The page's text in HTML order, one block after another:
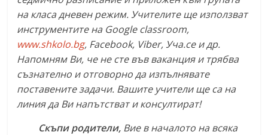
на класа дневен режим. Учителите ще използват
инструментите на Google classroom,
www.shkolo.bg, Facebook, Viber, Уча.се и др.
Напомням Ви, че не сте във ваканция и трябва
съзнателно и отговорно да изпълнявате
поставените задачи. Вашите учители ще са на
линия да Ви напътстват и консултират!
Скъпи родители, Вие в началото на всяка